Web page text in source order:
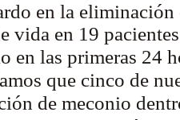
en la
vida en 19
en las primeras 24
que cinco de
de meconio